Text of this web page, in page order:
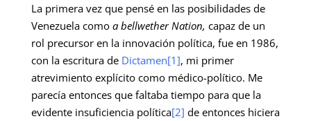
La primera vez que pensé en las posibilidades de
Venezuela como a bellwether Nation, capaz de un
rol precursor en la innovación política, fue en 1986,
con la escritura de Dictamen[1], mi primer
atrevimiento explícito como médico-político. Me
parecía entonces que faltaba tiempo para que la
evidente insuficiencia política[2] de entonces hiciera